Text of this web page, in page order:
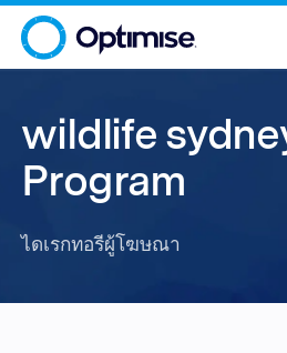
wildlife
Program
ไดเรกทอรีผู้โฆษณา